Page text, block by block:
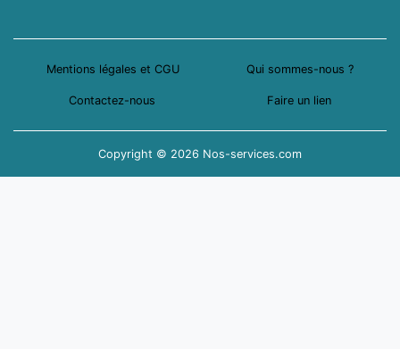
Mentions légales et CGU Qui sommes-nous ?
Contactez-nous Faire un lien
Copyright © 2026 Nos-services.com